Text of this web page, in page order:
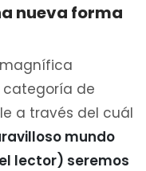
nueva forma
de
a través del cuál
mundo
lector) seremos